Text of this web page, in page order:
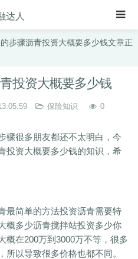
达人
步骤沥青投资大概要多少钱文章正
投资大概要多少钱
保险知识 0
骤很多朋友都还不太明白，今
投资大概要多少钱的知识，希
最简单的方法投资沥青需要特
概多少沥青搅拌站投资多少你
概在200万到3000万不等，很多
以导致很多价格也都不同。